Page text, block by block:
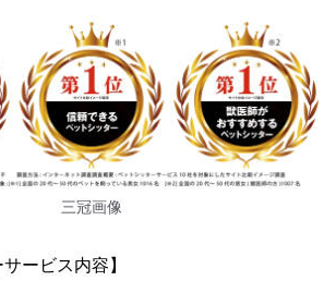
三冠画像
ービス内容】